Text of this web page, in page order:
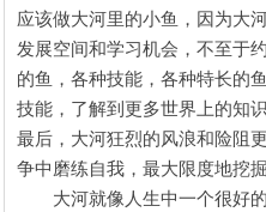
应该做大河里的小鱼，因为大
发展空间和学习机会，不至于
的鱼，各种技能，各种特长的
技能，了解到更多世界上的知
最后，大河狂烈的风浪和险阻
争中磨练自我，最大限度地挖
大河就像人生中一个很好的